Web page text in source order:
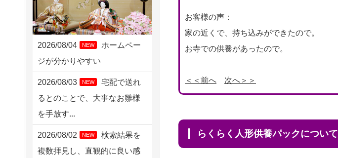
お客様の声：
家の近くで、持ち込みができたので。
お寺での供養があったので。
＜＜前へ 次へ＞＞
らくらく人形供養パックについて
西亀有の方からお申込み
2026/08/04 15:40
千葉県の方からお申込み
2026/08/04 14:04
東京都の方からお申込み
2026/08/04 00:38
中野区の方からお申込み
2026/08/03 21:17
愛知県の方からお申込み
2026/08/04 NEW
ホームペー
ジが分かりやすい
2026/08/03 NEW
宅配で送れ
るとのことで、大事なお雛様
を手放す...
2026/08/02 NEW
検索結果を
複数拝見し、直観的に良い感